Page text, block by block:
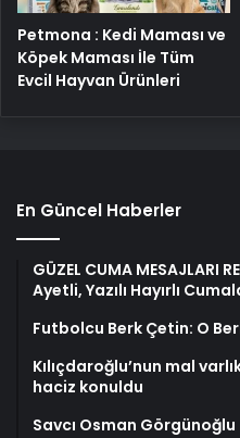
Petmona : Kedi Maması ve
Köpek Maması İle Tüm
Evcil Hayvan Ürünleri
En Güncel Haberler
GÜZEL CUMA MESAJLARI
Ayetli, Yazılı Hayırlı
Futbolcu Berk Çetin: O
Kılıçdaroğlu’nun mal
haciz konuldu
Savcı Osman Görgünoğlu